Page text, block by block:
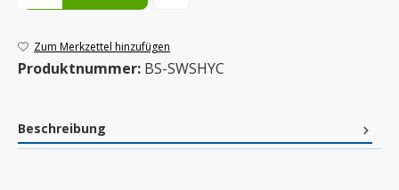
Zum Merkzettel hinzufügen
Produktnummer: BS-SWSHYC
Beschreibung